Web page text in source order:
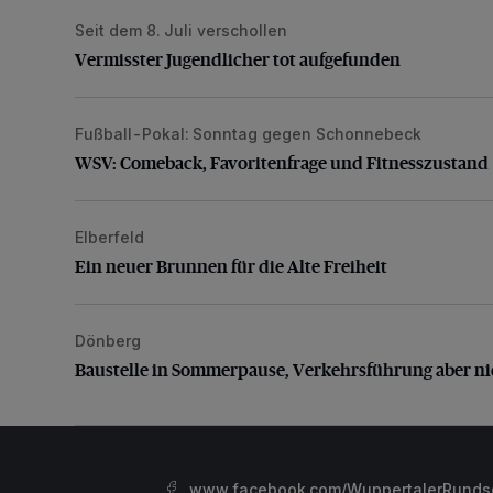
Vermisster Jugendlicher tot aufgefunden
Seit dem 8. Juli verschollen
Vermisster Jugendlicher tot aufgefunden
WSV: Comeback, Favoritenfrage und Fitnesszustand
Fußball-Pokal: Sonntag gegen Schonnebeck
WSV: Comeback, Favoritenfrage und Fitnesszustand
Ein neuer Brunnen für die Alte Freiheit
Elberfeld
Ein neuer Brunnen für die Alte Freiheit
Baustelle in Sommerpause, Verkehrsführung aber
Dönberg
Baustelle in Sommerpause, Verkehrsführung aber
www.facebook.com/